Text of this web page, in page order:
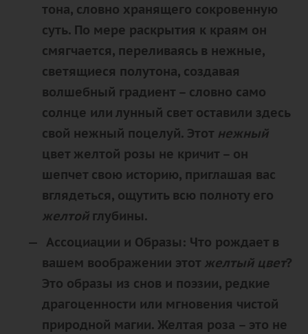
тона, словно хранящего сокровенную
суть. По мере раскрытия к краям он
смягчается, переливаясь в нежные,
светящиеся полутона, создавая
волшебный градиент – словно само
солнце или лунный свет оставили здесь
свой нежный поцелуй. Этот нежный
цвет желтой розы не кричит – он
шепчет свою историю, приглашая вас
вглядеться, ощутить всю полноту его
желтойглубины.
Ассоциации и Образы: Что рождает в
вашем воображении этот желтый цвет?
Это образы из снов и поэзии, редкие
драгоценности или мгновения чистой
природной магии. Желтая роза – это не